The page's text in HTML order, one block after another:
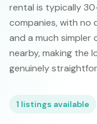
rental is typically
companies, with no
and a much simpler
nearby, making the
genuinely
1 listings available